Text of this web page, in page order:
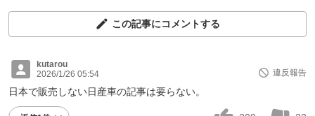
この記事にコメントする
kutarou
2026/1/26 05:54
違反報告
日本で販売しない日産車の記事は要らない。